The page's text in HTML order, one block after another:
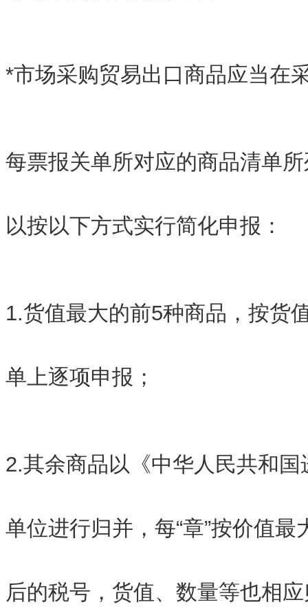
*市场采购贸易出口商品应当在
每票报关单所对应的商品清单
以按以下方式实行简化申报：
1.货值最大的前5种商品，按货
单上逐项申报；
2.其余商品以《中华人民共和国
单位进行归并，每“章”按价值
后的税号，货值、数量等也相